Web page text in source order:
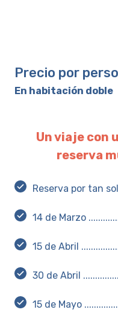
Precio por
En habitación doble
Un viaje con
reserva
Reserva por tan
14 de Marzo
15 de Abril
30 de Abril
15 de Mayo